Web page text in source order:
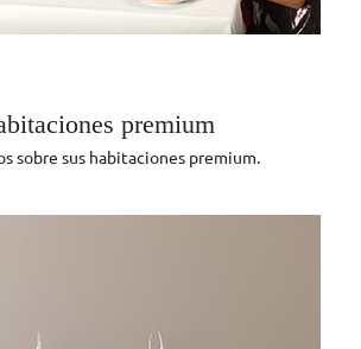
premium
sobre sus habitaciones premium.